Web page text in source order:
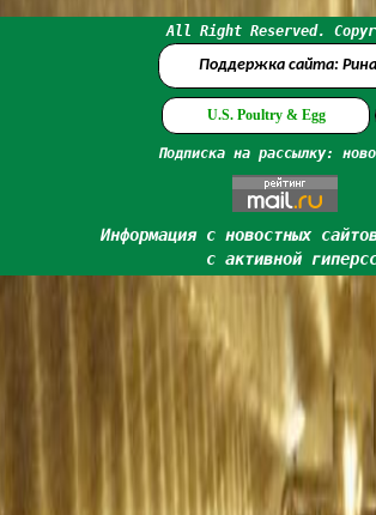
All Right Reserved.
Поддержка сайта:
U.S. Poultry & Egg
Подписка на рассылку:
Информация с новостных
с активной